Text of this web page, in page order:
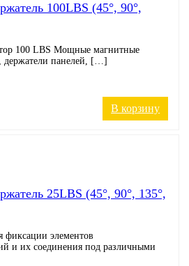
100LBS (45°, 90°,
100 LBS Мощные магнитные
держатели панелей, […]
В корзину
25LBS (45°, 90°, 135°,
фиксации элементов
и их соединения под различными